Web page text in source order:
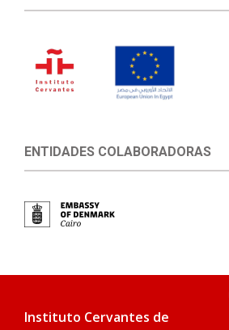
ENTIDADES COLABORADORAS
Instituto Cervantes de